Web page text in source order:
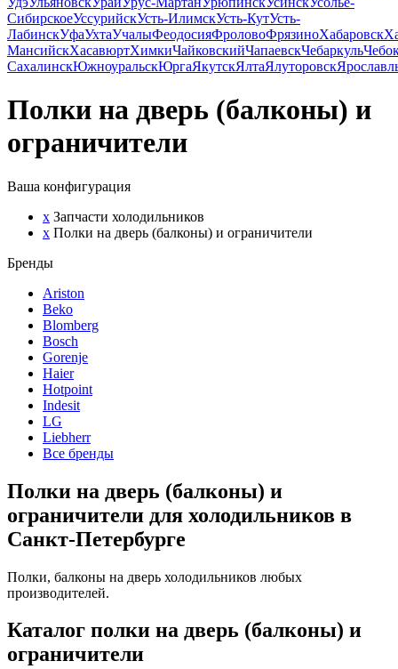
СибирскоеУссурийскУсть-ИлимскУсть-КутУсть-
ЛабинскУфаУхтаУчалыФеодосияФроловоФрязиноХабаровск
МансийскХасавюртХимкиЧайковскийЧапаевскЧебаркуль
СахалинскЮжноуральскЮргаЯкутскЯлтаЯлуторовск
Полки на дверь (балконы) и
ограничители
Ваша конфигурация
x Запчасти холодильников
x Полки на дверь (балконы) и ограничители
Бренды
Ariston
Beko
Blomberg
Bosch
Gorenje
Haier
Hotpoint
Indesit
LG
Liebherr
Все бренды
Полки на дверь (балконы) и
ограничители для холодильников в
Санкт-Петербурге
Полки, балконы на дверь холодильников любых
производителей.
Каталог полки на дверь (балконы) и
ограничители